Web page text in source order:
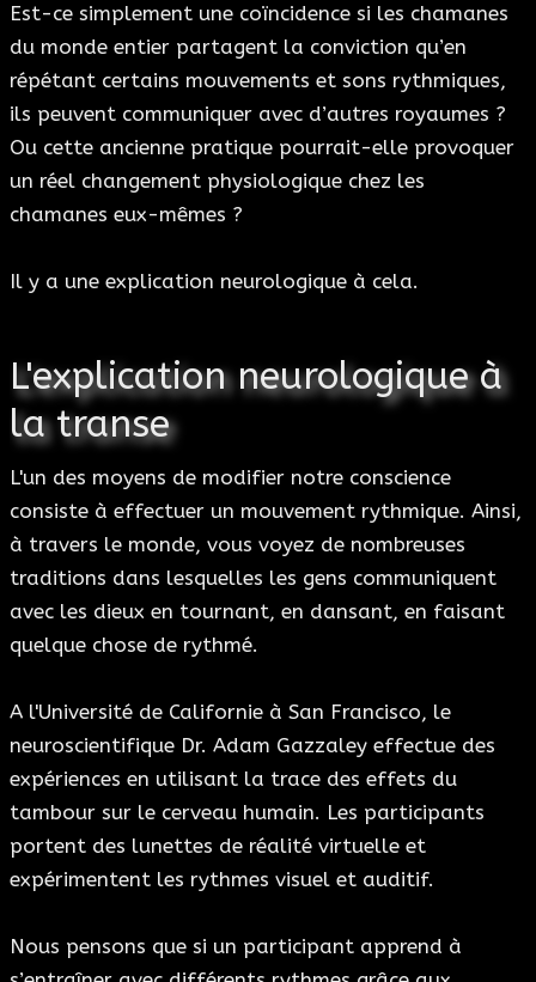
Est-ce simplement une coïncidence si les chamanes
du monde entier partagent la conviction qu’en
répétant certains mouvements et sons rythmiques,
ils peuvent communiquer avec d’autres royaumes ?
Ou cette ancienne pratique pourrait-elle provoquer
un réel changement physiologique chez les
chamanes eux-mêmes ?
Il y a une explication neurologique à cela.
L'explication neurologique à
la transe
L'un des moyens de modifier notre conscience
consiste à effectuer un mouvement rythmique. Ainsi,
à travers le monde, vous voyez de nombreuses
traditions dans lesquelles les gens communiquent
avec les dieux en tournant, en dansant, en faisant
quelque chose de rythmé.
A l'Université de Californie à San Francisco, le
neuroscientifique Dr. Adam Gazzaley effectue des
expériences en utilisant la trace des effets du
tambour sur le cerveau humain. Les participants
portent des lunettes de réalité virtuelle et
expérimentent les rythmes visuel et auditif.
Nous pensons que si un participant apprend à